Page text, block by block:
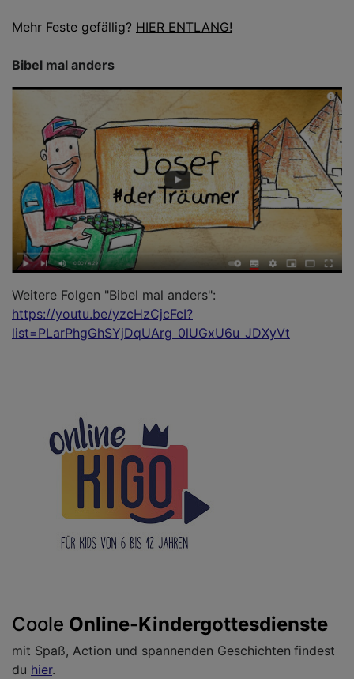
Mehr Feste gefällig? HIER ENTLANG!
Bibel mal anders
Weitere Folgen "Bibel mal anders":
https://youtu.be/yzcHzCjcFcI?
list=PLarPhgGhSYjDqUArg_0lUGxU6u_JDXyVt
Coole Online-Kindergottesdienste
mit Spaß, Action und spannenden Geschichten findest
du hier.